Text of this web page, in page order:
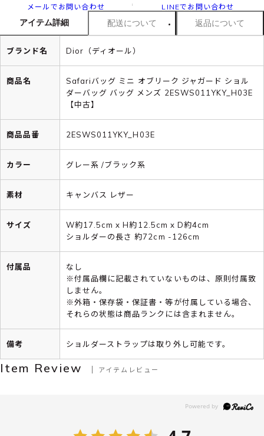
メールでお問い合わせ LINEでお問い合わせ
アイテム詳細 配送について 返品について
ブランド名 Dior（ディオール）
商品名
Safariバッグ ミニ オブリーク ジャガード ショル
ダーバッグ バッグ メンズ 2ESWS011YKY_H03E
【中古】
商品品番 2ESWS011YKY_H03E
カラー グレー系 /ブラック系
素材 キャンバス レザー
サイズ
W約17.5cm x H約12.5cm x D約4cm
ショルダーの長さ 約72cm -126cm
付属品
なし
※付属品欄に記載されていないものは、原則付属致
しません。
※外箱・保存袋・保証書・等が付属している場合、
それらの状態は商品ランクには含まれません。
備考 ショルダーストラップは取り外し可能です。
Item Review アイテムレビュー